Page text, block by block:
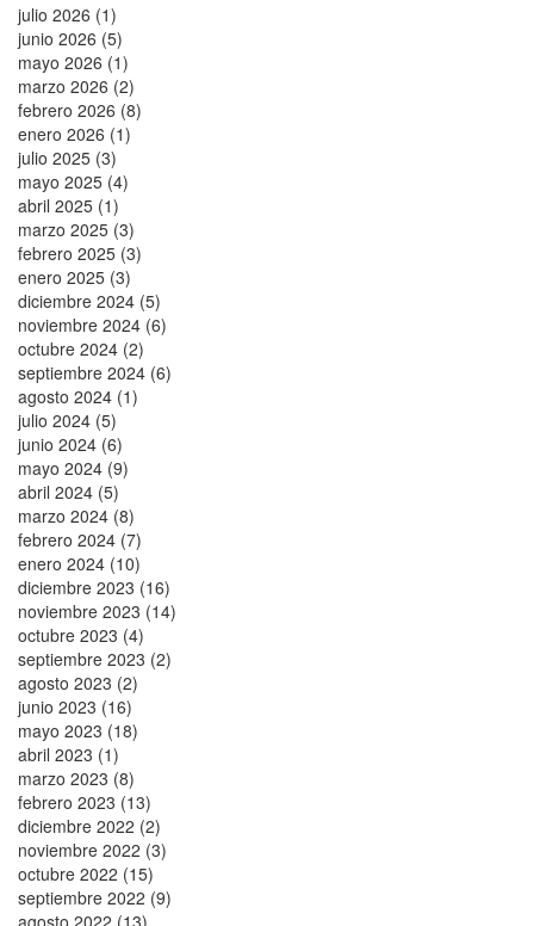
julio 2026 (1)
junio 2026 (5)
mayo 2026 (1)
marzo 2026 (2)
febrero 2026 (8)
enero 2026 (1)
julio 2025 (3)
mayo 2025 (4)
abril 2025 (1)
marzo 2025 (3)
febrero 2025 (3)
enero 2025 (3)
diciembre 2024 (5)
noviembre 2024 (6)
octubre 2024 (2)
septiembre 2024 (6)
agosto 2024 (1)
julio 2024 (5)
junio 2024 (6)
mayo 2024 (9)
abril 2024 (5)
marzo 2024 (8)
febrero 2024 (7)
enero 2024 (10)
diciembre 2023 (16)
noviembre 2023 (14)
octubre 2023 (4)
septiembre 2023 (2)
agosto 2023 (2)
junio 2023 (16)
mayo 2023 (18)
abril 2023 (1)
marzo 2023 (8)
febrero 2023 (13)
diciembre 2022 (2)
noviembre 2022 (3)
octubre 2022 (15)
septiembre 2022 (9)
agosto 2022 (13)